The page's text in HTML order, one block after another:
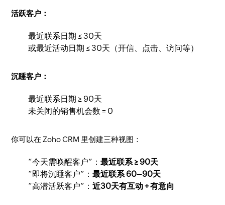
活跃客户：
最近联系日期 ≤ 30天
或最近活动日期 ≤ 30天（开信、点击、访问等）
沉睡客户：
最近联系日期 ≥ 90天
未关闭的销售机会数 = 0
你可以在 Zoho CRM 里创建三种视图：
“今天需唤醒客户”：最近联系 ≥ 90天
“即将沉睡客户”：最近联系 60–90天
“高潜活跃客户”：近30天有互动 + 有意向